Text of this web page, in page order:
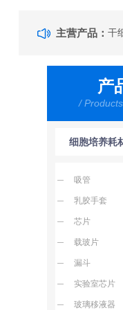
主营产品：干
产
/
细胞培养耗
吸管
乳胶手套
芯片
载玻片
漏斗
实验室芯片
玻璃移液器